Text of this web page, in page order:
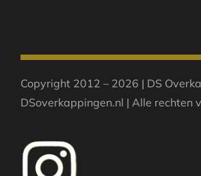
Copyright 2012 – 2026 | DS
DSoverkappingen.nl | Alle rechten